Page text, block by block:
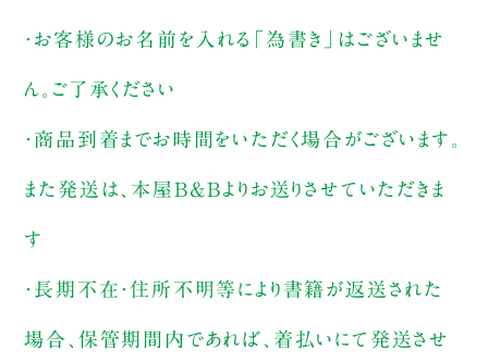
・お客様のお名前を入れる「為書き」はございませ
ん。ご了承ください
・商品到着までお時間をいただく場合がございます。
また発送は、本屋B&Bよりお送りさせていただきま
す
・長期不在・住所不明等により書籍が返送された
場合、保管期間内であれば、着払いにて発送させ